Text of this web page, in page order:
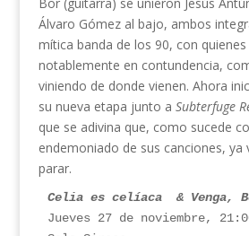
Álvaro Gómez al bajo, ambos
mítica banda de los 90, con
notablemente en contundencia,
viniendo de donde vienen. Ahora
su nueva etapa junto a Subterfuge
que se adivina que, como sucede
endemoniado de sus canciones, ya
parar.
Celia es celíaca  & Venga,
Jueves 27 de noviembre,